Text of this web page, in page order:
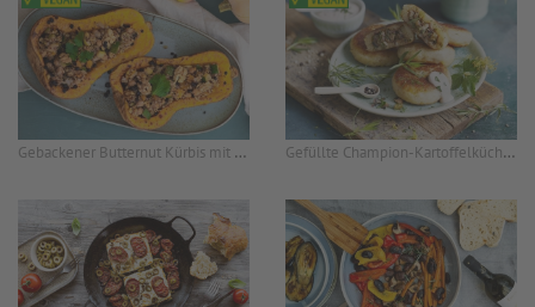
Gebackener Butternut Kürbis mit Quinoa, Kichererbsen und Korinthen Gefüllte Champion-Kartoffelküchlein